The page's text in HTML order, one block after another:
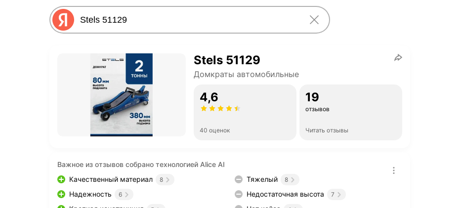
Stels 51129
Домкраты автомобильные
4,6
40 оценок
19
отзывов
Читать отзывы
Важное из отзывов собрано технологией Alice AI
Качественный материал
8
Надежность 6
Тяжелый 8
Недостаточная высота 7